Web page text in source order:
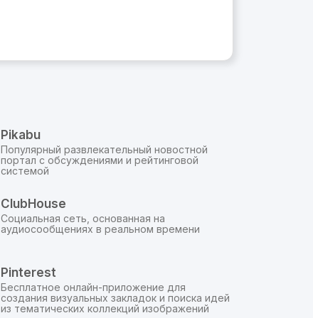
Pikabu
Популярный развлекательный новостной
портал с обсуждениями и рейтинговой
системой
ClubHouse
Социальная сеть, основанная на
аудиосообщениях в реальном времени
Pinterest
Бесплатное онлайн-приложение для
создания визуальных закладок и поиска идей
из тематических коллекций изображений